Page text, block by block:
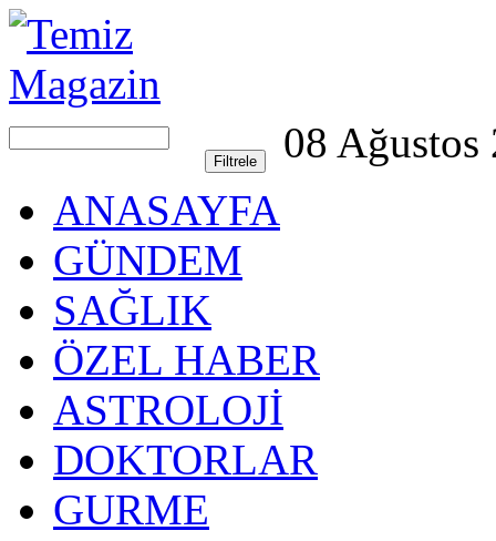
08 Ağustos
ANASAYFA
GÜNDEM
SAĞLIK
ÖZEL HABER
ASTROLOJİ
DOKTORLAR
GURME